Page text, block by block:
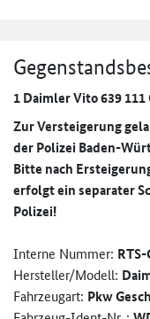
1 Daimler Vito 639
Zur Versteigerung
der Polizei Baden-
Bitte nach
erfolgt ein separater
Polizei!
Interne Nummer:
Hersteller/Modell:
Fahrzeugart: Pkw